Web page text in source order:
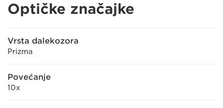
Optičke značajke
Vrsta dalekozora
Prizma
Povećanje
10x